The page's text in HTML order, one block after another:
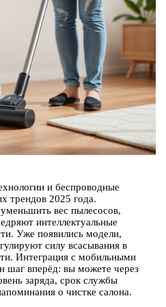
и беспроводные
трендов 2025 года.
вес пылесосов,
интеллектуальные
Уже появились модели,
силу всасывания в
Интеграция с мобильными
вперёд: вы можете через
заряда, срок службы
о чистке салона.